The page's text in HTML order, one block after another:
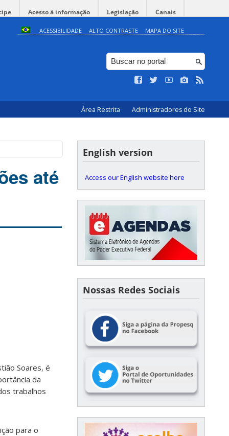
Acesso à informação Legislação Canais
ACESSIBILIDADE ALTO CONTRASTE MAPA DO SITE
Área Restrita Administradores do Site
até
Soares, é
da
trabalhos
para o
English version
Access our English website here
Nossas Redes Sociais